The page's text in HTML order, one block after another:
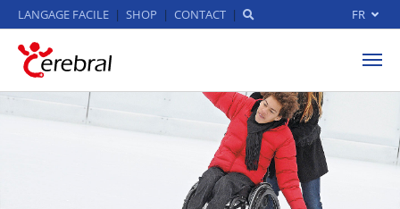
Aller au contenu principal
LANGAGE FACILE SHOP CONTACT FR